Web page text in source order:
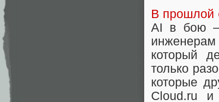
В прошлой
AI в бою —
который
только
которые
Cloud.ru и